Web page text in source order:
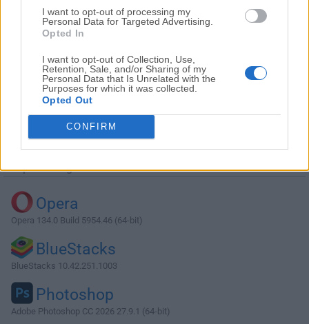
I want to opt-out of processing my
Personal Data for Targeted Advertising.
Opted In
I want to opt-out of Collection, Use,
Retention, Sale, and/or Sharing of my
Personal Data that Is Unrelated with the
Purposes for which it was collected.
Opted Out
CONFIRM
Descargar StarUML 7.0.0
¿Por qué se publica esta aplicación en Filehorse? (
información)
Top Descargas
Opera
Opera 134.0 Build 5954.46 (64-bit)
BlueStacks
BlueStacks 10.42.251.1003
Photoshop
Adobe Photoshop CC 2026 27.9.1 (64-bit)